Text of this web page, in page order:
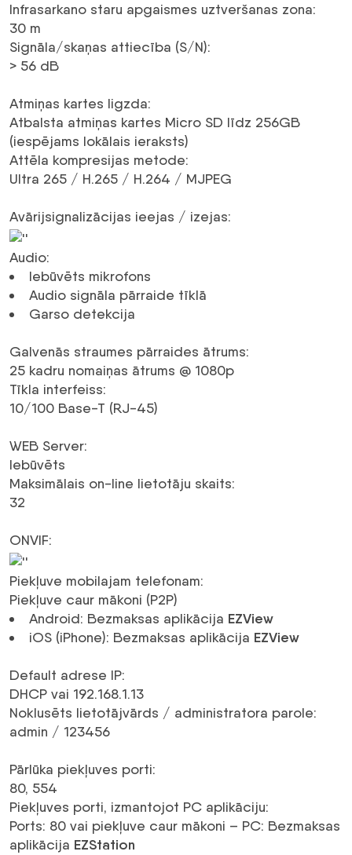
Infrasarkano staru apgaismes uztveršanas zona:
30 m
Signāla/skaņas attiecība (S/N):
> 56 dB
Atmiņas kartes ligzda:
Atbalsta atmiņas kartes Micro SD līdz 256GB
(iespējams lokālais ieraksts)
Attēla kompresijas metode:
Ultra 265 / H.265 / H.264 / MJPEG
Avārijsignalizācijas ieejas / izejas:
Audio:
Iebūvēts mikrofons
Audio signāla pārraide tīklā
Garso detekcija
Galvenās straumes pārraides ātrums:
25 kadru nomaiņas ātrums @ 1080p
Tīkla interfeiss:
10/100 Base-T (RJ-45)
WEB Server:
Iebūvēts
Maksimālais on-line lietotāju skaits:
32
ONVIF:
Piekļuve mobilajam telefonam:
Piekļuve caur mākoni (P2P)
Android: Bezmaksas aplikācija EZView
iOS (iPhone): Bezmaksas aplikācija EZView
Default adrese IP:
DHCP vai 192.168.1.13
Noklusēts lietotājvārds / administratora parole:
admin / 123456
Pārlūka piekļuves porti:
80, 554
Piekļuves porti, izmantojot PC aplikāciju:
Ports: 80 vai piekļuve caur mākoni – PC: Bezmaksas
aplikācija EZStation